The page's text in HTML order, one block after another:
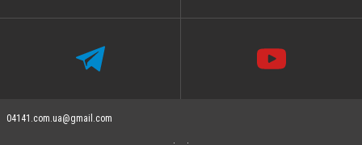
04141.com.ua@gmail.com